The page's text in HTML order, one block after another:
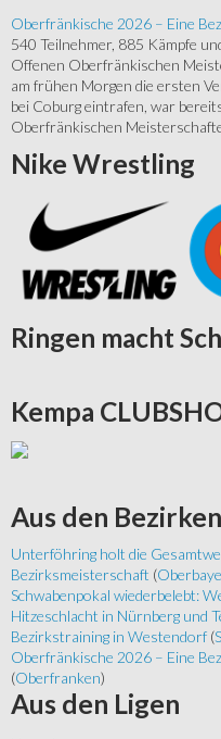
Oberfränkische 2026 – Eine
540 Teilnehmer, 885 Kämpfe
Offenen Oberfränkischen
am frühen Morgen die ersten
bei Coburg eintrafen, war
Oberfränkischen
Nike Wrestling
Ringen macht
Kempa
Aus den Bezirken
Unterföhring holt die
Bezirksmeisterschaft (
Schwabenpokal wiederbelebt:
Hitzeschlacht in Nürnberg und
Bezirkstraining in Westendorf (
Oberfränkische 2026 – Eine
(Oberfranken)
Aus den Ligen